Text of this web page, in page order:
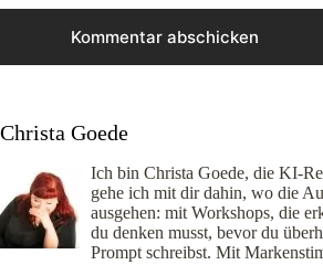
Kommentar abschicken
Christa Goede
Ich bin Christa Goede, die KI-
gehe ich mit dir dahin, wo die
ausgehen: mit Workshops, die
du denken musst, bevor du
Prompt schreibst. Mit